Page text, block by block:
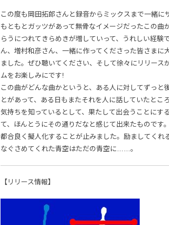
この度も岡田拓郎さんと録音からミックスまで一緒に
もともとガッツがあって無骨なイメージだったこの曲
らうにつれてきらめきが増していって、うれしい経験
ん、増村和彦さん、一緒に作ってくださった皆さまに
ました。ぜひ聴いてください、そして徐々にリリース
ムをお楽しみにです!
この曲がどんな曲かというと、ある人に対してずっと
とがあって、ある日もまたそれを人に話していたとこ
気持ちを知っているとして、果たして出会うことにす
て、ほんとうにその通りだなと感じて出来たものです
都合良く擬人化することが止みました。励ましてくれ
なぐさめてくれた青空はただの青空に……。
【リリース情報】